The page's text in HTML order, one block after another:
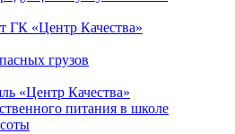
ГК «Центр Качества»
грузов
«Центр Качества»
питания в школе